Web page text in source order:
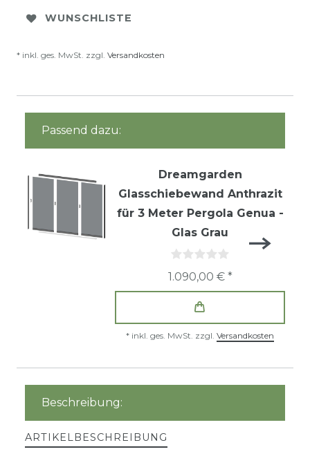
WUNSCHLISTE
* inkl. ges. MwSt. zzgl. Versandkosten
Passend dazu:
Dreamgarden
Glasschiebewand Anthrazit
für 3 Meter Pergola Genua -
Glas Grau
1.090,00 € *
* inkl. ges. MwSt. zzgl. Versandkosten
Beschreibung:
ARTIKELBESCHREIBUNG